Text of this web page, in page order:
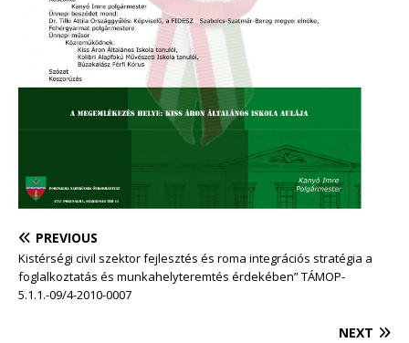
PREVIOUS
Kistérségi civil szektor fejlesztés és roma integrációs stratégia a
foglalkoztatás és munkahelyteremtés érdekében” TÁMOP-
5.1.1.-09/4-2010-0007
NEXT